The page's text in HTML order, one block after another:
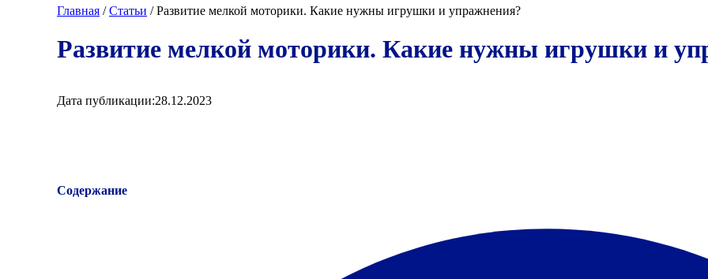
Главная /Cтатьи /Развитие мелкой моторики. Какие нужны игрушки и упражнения?
Развитие мелкой моторики. Какие нужны игрушки и
Дата публикации:28.12.2023
Содержание